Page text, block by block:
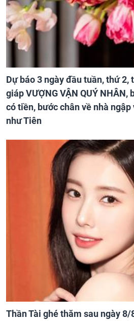
Dự báo 3 ngày đầu tuần, thứ 2,
giáp VƯỢNG VẬN QUÝ NHÂN,
có tiền, bước chân về nhà
như Tiên
Thần Tài ghé thăm sau ngày